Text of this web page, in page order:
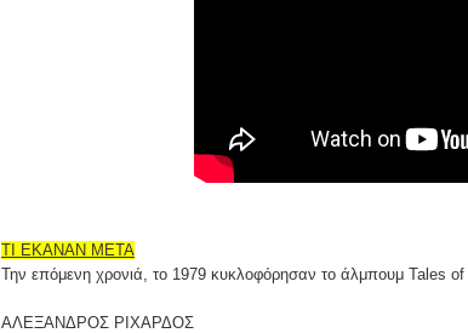
ΤΙ ΕΚΑΝΑΝ ΜΕΤΑ
Την επόμενη χρονιά, το 1979 κυκλοφόρησαν το άλμπουμ Tales
ΑΛΕΞΑΝΔΡΟΣ ΡΙΧΑΡΔΟΣ